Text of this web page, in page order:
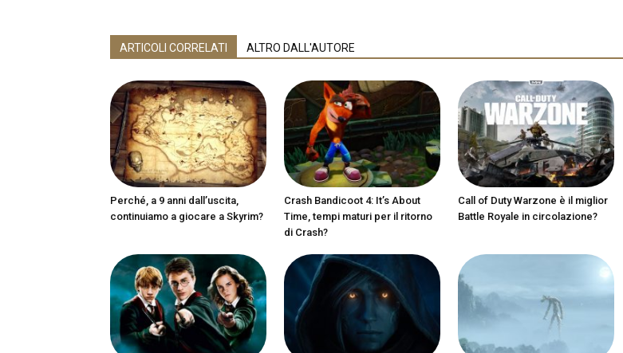
ARTICOLI CORRELATI ALTRO DALL'AUTORE
Perché, a 9 anni dall’uscita,
continuiamo a giocare a Skyrim?
Crash Bandicoot 4: It’s About
Time, tempi maturi per il ritorno
di Crash?
Call of Duty Warzone è il miglior
Battle Royale in circolazione?